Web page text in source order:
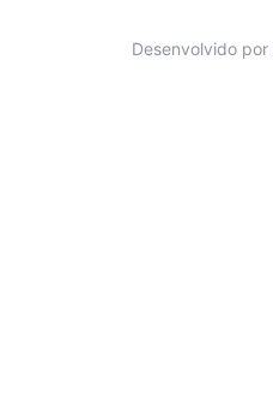
Desenvolvido por